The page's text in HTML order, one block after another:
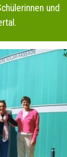
und